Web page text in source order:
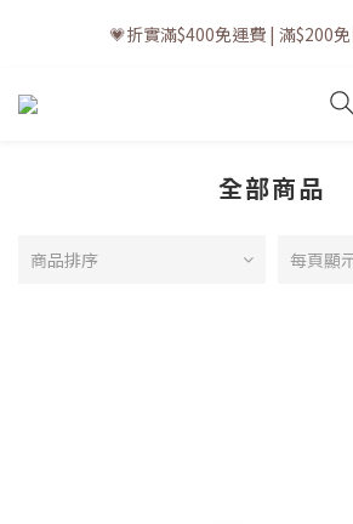
💗訂單一般送貨時間為3至5個工作天 (星期
工作天)
💗折實滿$400免運費 | 滿$200
💗立即下載全新會員APP享有專
工作天)
全部商品
商品排序 每頁顯